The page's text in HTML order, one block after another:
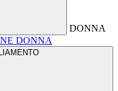
DONNA
DONNA